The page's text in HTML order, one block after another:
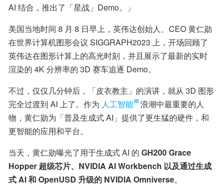
AI 结合，推出了「星战」Demo。」
美国当地时间 8 月 8 日早上，英伟达创始人、CEO 黄仁勋
在世界计算机图形会议 SIGGRAPH2023 上，开场回顾了
英伟达在图形计算上的高光时刻，并且展示了最新的实时
渲染的 4K 分辨率的 3D 赛车追逐 Demo。
不过，仅仅几分钟后，「皮衣教主」的演讲，就从 3D 图形
完全过渡到 AI 上了。作为 人工智能
浪潮中最重要的人
物，黄仁勋为「普及生成式 AI」提供了更生猛的硬件，和
更智能的应用和平台。
当天，黄仁勋曝光了用于生成式 AI 的 GH200 Grace
Hopper 超级芯片、NVIDIA AI Workbench 以及通过生成
式 AI 和 OpenUSD 升级的 NVIDIA Omniverse。